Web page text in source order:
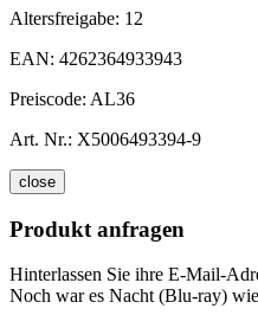
Altersfreigabe: 12
EAN: 4262364933943
Preiscode: AL36
Art. Nr.: X5006493394-9
close
Produkt anfragen
Hinterlassen Sie ihre E-Mail-
Noch war es Nacht (Blu-ray)